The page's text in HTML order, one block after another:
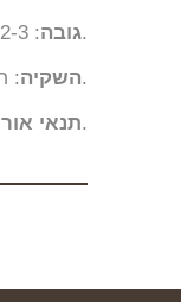
גובה: 2-3 מטרים.
השקיה: חסכוני.
תנאי אור: שמש מלאה.